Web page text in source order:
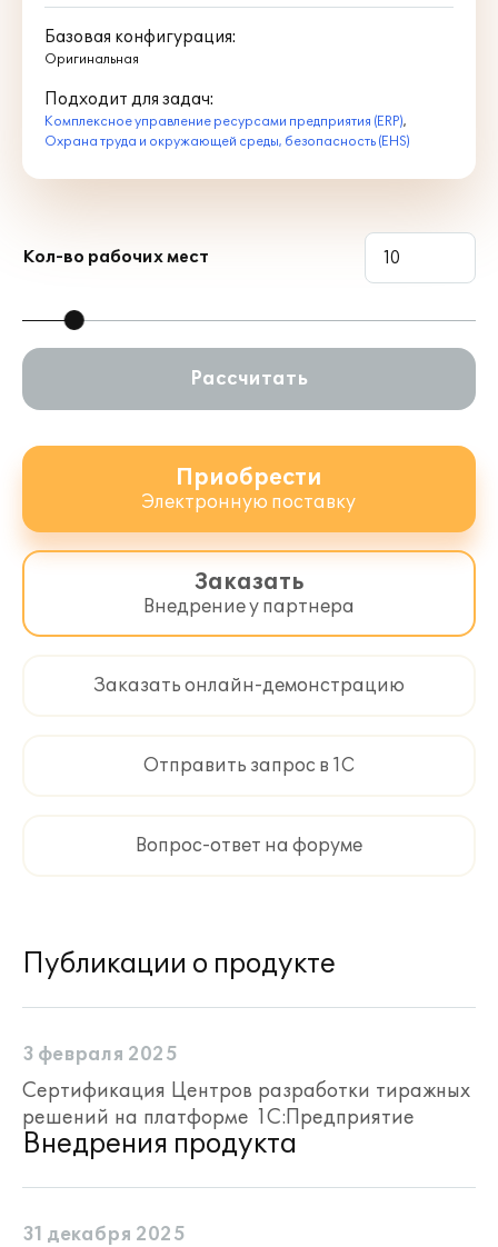
Базовая конфигурация:
Оригинальная
Подходит для задач:
Комплексное управление ресурсами предприятия (ERP),
Охрана труда и окружающей среды, безопасность (EHS)
Кол-во рабочих мест
Рассчитать
Приобрести
Электронную поставку
Заказать
Внедрение у партнера
Заказать онлайн-демонстрацию
Отправить запрос в 1С
Вопрос-ответ на форуме
Публикации о продукте
3 февраля 2025
Сертификация Центров разработки тиражных
решений на платформе 1С:Предприятие
Внедрения продукта
31 декабря 2025